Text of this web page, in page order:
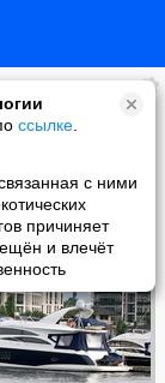
ссылке
с ними
причиняет
и влечёт